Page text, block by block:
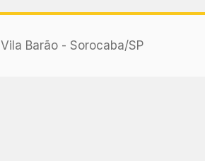
Vila Barão - Sorocaba/SP